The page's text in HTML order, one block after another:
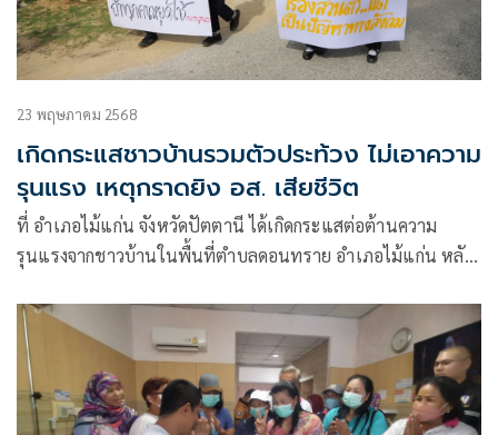
23 พฤษภาคม 2568
เกิดกระแสชาวบ้านรวมตัวประท้วง ไม่เอาความ
รุนแรง เหตุกราดยิง อส. เสียชีวิต
ที่ อำเภอไม้แก่น จังหวัดปัตตานี ได้เกิดกระแสต่อต้านความ
รุนแรงจากชาวบ้านในพื้นที่ตำบลดอนทราย อำเภอไม้แก่น หลัง
แดน (อส.) ขณะออกกำลังกายในหมู่บ้านระเวง